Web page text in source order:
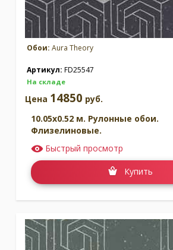
Обои: Aura Theory
Артикул: FD25547
На складе
Цена 14850 руб.
10.05x0.52 м. Рулонные обои.
Флизелиновые.
Быстрый просмотр
Купить